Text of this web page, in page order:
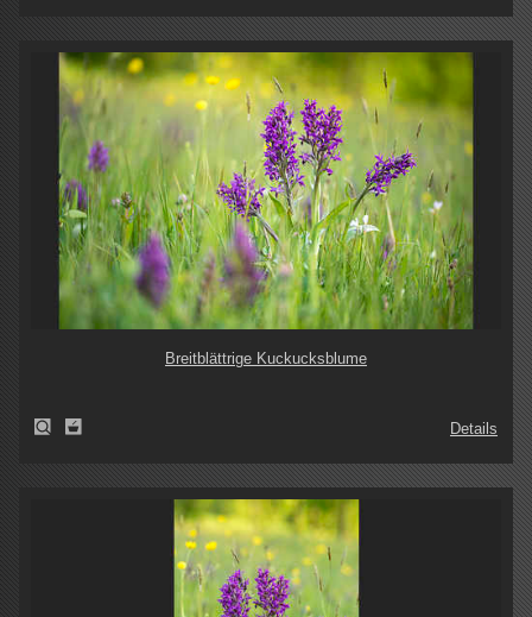
Breitblättrige Kuckucksblume
Details